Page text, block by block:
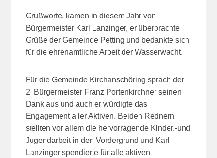
Grußworte, kamen in diesem Jahr von
Bürgermeister Karl Lanzinger, er überbrachte
Grüße der Gemeinde Petting und bedankte sich
für die ehrenamtliche Arbeit der Wasserwacht.
Für die Gemeinde Kirchanschöring sprach der
2. Bürgermeister Franz Portenkirchner seinen
Dank aus und auch er würdigte das
Engagement aller Aktiven. Beiden Rednern
stellten vor allem die hervorragende Kinder.-und
Jugendarbeit in den Vordergrund und Karl
Lanzinger spendierte für alle aktiven